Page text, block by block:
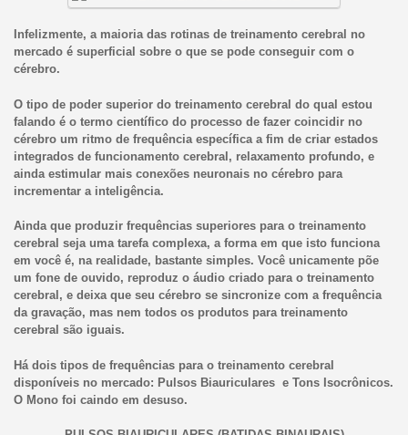
Infelizmente, a maioria das rotinas de treinamento cerebral no
mercado é superficial sobre o que se pode conseguir com o
cérebro.
O tipo de poder superior do treinamento cerebral do qual estou
falando é o termo científico do processo de fazer coincidir no
cérebro um ritmo de frequência específica a fim de criar estados
integrados de funcionamento cerebral, relaxamento profundo, e
ainda estimular mais conexões neuronais no cérebro para
incrementar a inteligência.
Ainda que produzir frequências superiores para o treinamento
cerebral seja uma tarefa complexa, a forma em que isto funciona
em você é, na realidade, bastante simples. Você unicamente põe
um fone de ouvido, reproduz o áudio criado para o treinamento
cerebral, e deixa que seu cérebro se sincronize com a frequência
da gravação, mas nem todos os produtos para treinamento
cerebral são iguais.
Há dois tipos de frequências para o treinamento cerebral
disponíveis no mercado: Pulsos Biauriculares e Tons Isocrônicos.
O Mono foi caindo em desuso.